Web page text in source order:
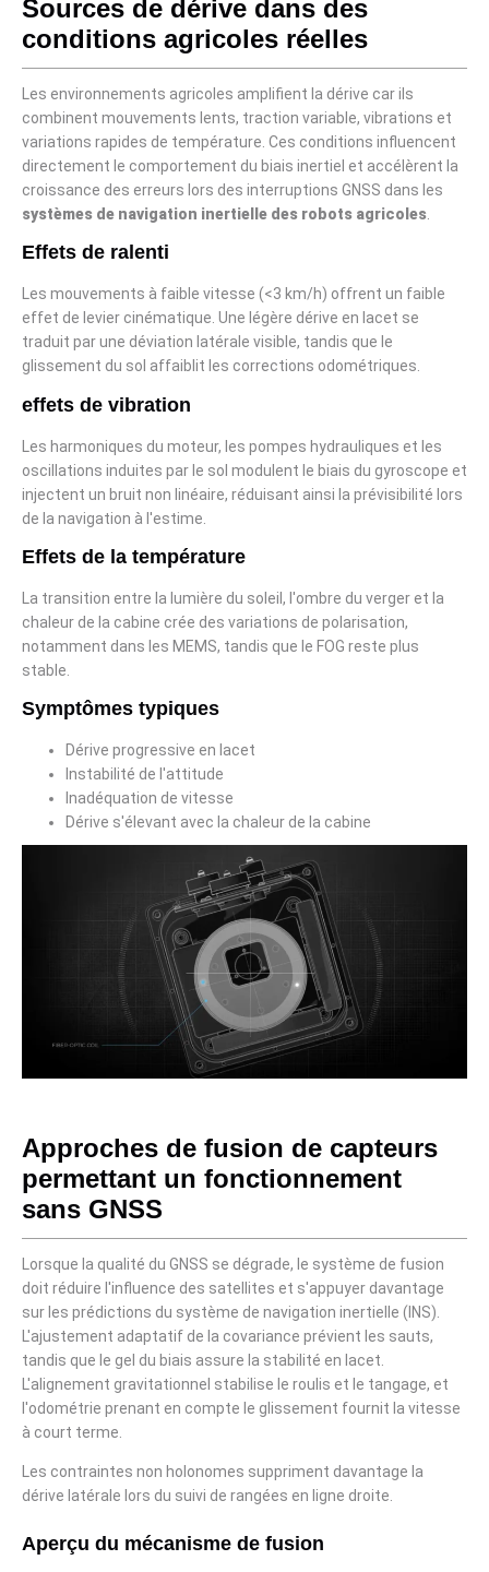
Sources de dérive dans des
conditions agricoles réelles
Les environnements agricoles amplifient la dérive car ils
combinent mouvements lents, traction variable, vibrations et
variations rapides de température. Ces conditions influencent
directement le comportement du biais inertiel et accélèrent la
croissance des erreurs lors des interruptions GNSS dans les
systèmes de navigation inertielle des robots agricoles
Effets de ralenti
Les mouvements à faible vitesse (<3 km/h) offrent un faible
effet de levier cinématique. Une légère dérive en lacet se
traduit par une déviation latérale visible, tandis que le
glissement du sol affaiblit les corrections odométriques.
effets de vibration
Les harmoniques du moteur, les pompes hydrauliques et les
oscillations induites par le sol modulent le biais du gyroscope et
injectent un bruit non linéaire, réduisant ainsi la prévisibilité lors
de la navigation à l'estime.
Effets de la température
La transition entre la lumière du soleil, l'ombre du verger et la
chaleur de la cabine crée des variations de polarisation,
notamment dans les MEMS, tandis que le FOG reste plus
stable.
Symptômes typiques
Dérive progressive en lacet
Instabilité de l'attitude
Inadéquation de vitesse
Dérive s'élevant avec la chaleur de la cabine
Approches de fusion de capteurs
permettant un fonctionnement
sans GNSS
Lorsque la qualité du GNSS se dégrade, le système de fusion
doit réduire l'influence des satellites et s'appuyer davantage
sur les prédictions du système de navigation inertielle (INS).
L'ajustement adaptatif de la covariance prévient les sauts,
tandis que le gel du biais assure la stabilité en lacet.
L'alignement gravitationnel stabilise le roulis et le tangage, et
l'odométrie prenant en compte le glissement fournit la vitesse
à court terme.
Les contraintes non holonomes suppriment davantage la
dérive latérale lors du suivi de rangées en ligne droite.
Aperçu du mécanisme de fusion